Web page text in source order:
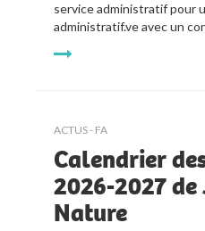
service administratif pour
administratif.ve avec un
ACTUS - FA
Calendrier
2026-2027 de
Nature